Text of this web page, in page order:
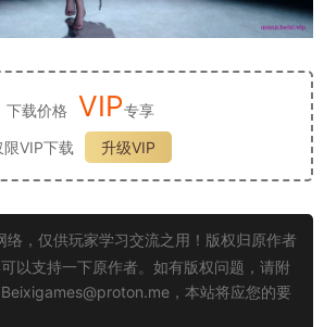
下载价格 VIP专享
限VIP下载
升级VIP
络，仅供玩家学习交流之用！版权归原作者
以支持一下原作者。如有版权问题，请附
Beixigames@proton.me ，本站将应您的要